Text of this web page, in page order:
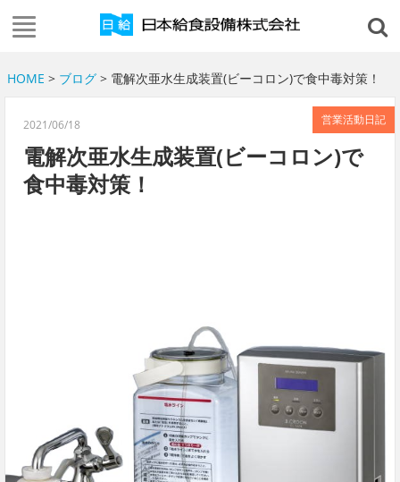
HOME > ブログ> 電解次亜水生成装置(ビーコロン)で食中毒対策！
営業活動日記
2021/06/18
電解次亜水生成装置(ビーコロン)で
食中毒対策！